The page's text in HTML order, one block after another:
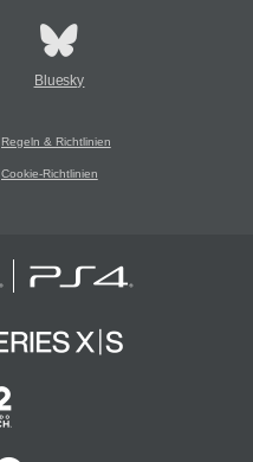
Bluesky
Regeln & Richtlinien
Cookie-Richtlinien